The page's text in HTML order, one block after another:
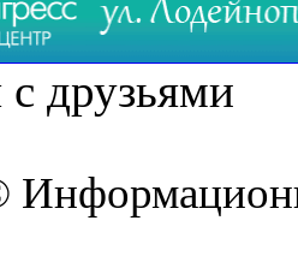
друзьями